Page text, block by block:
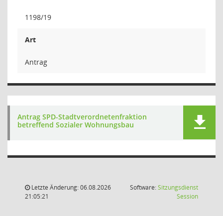
1198/19
Art
Antrag
Antrag SPD-Stadtverordnetenfraktion
betreffend Sozialer Wohnungsbau
Letzte Änderung: 06.08.2026
21:05:21
Software:Sitzungsdienst
Session(Wird in